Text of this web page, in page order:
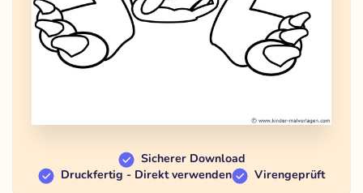
Sicherer Download
Druckfertig - Direkt verwenden
Virengeprüft